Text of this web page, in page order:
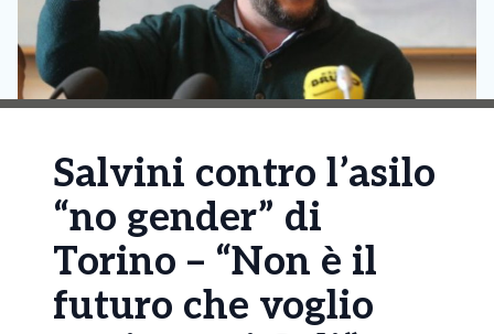
Salvini contro l’asilo
“no gender” di
Torino – “Non è il
futuro che voglio